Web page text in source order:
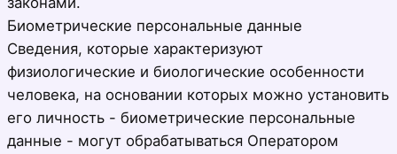
Биометрические персональные данные
Сведения, которые характеризуют
физиологические и биологические особенности
человека, на основании которых можно установить
его личность - биометрические персональные
данные - могут обрабатываться Оператором